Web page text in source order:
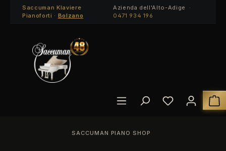
Passa al contenuto principale
Saccuman Klaviere
Pianoforti · Bolzano
Azienda dell'Alto-Adige ·
0471 934 196
Hai 0 articoli
Il
SACCUMAN PIANO SHOP